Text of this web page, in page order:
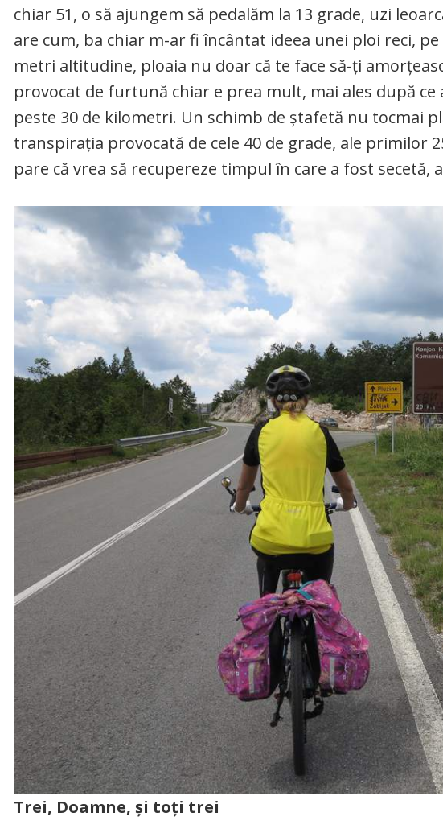
chiar 51, o să ajungem să pedalăm la 13 grade, uzi
are cum, ba chiar m-ar fi încântat ideea unei ploi reci,
metri altitudine, ploaia nu doar că te face să-ți
provocat de furtună chiar e prea mult, mai ales după
peste 30 de kilometri. Un schimb de ștafetă nu tocmai
transpirația provocată de cele 40 de grade, ale primilor
pare că vrea să recupereze timpul în care a fost secetă,
Trei, Doamne, și toți trei